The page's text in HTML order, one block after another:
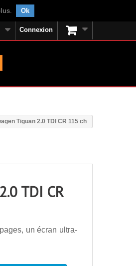
. Ok
Connexion
Tiguan 2.0 TDI CR 115 ch
TDI CR
un écran ultra-